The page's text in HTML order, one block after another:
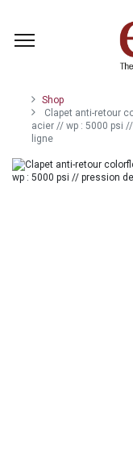
Shop
Clapet anti-retour
acier // wp : 5000 psi
ligne